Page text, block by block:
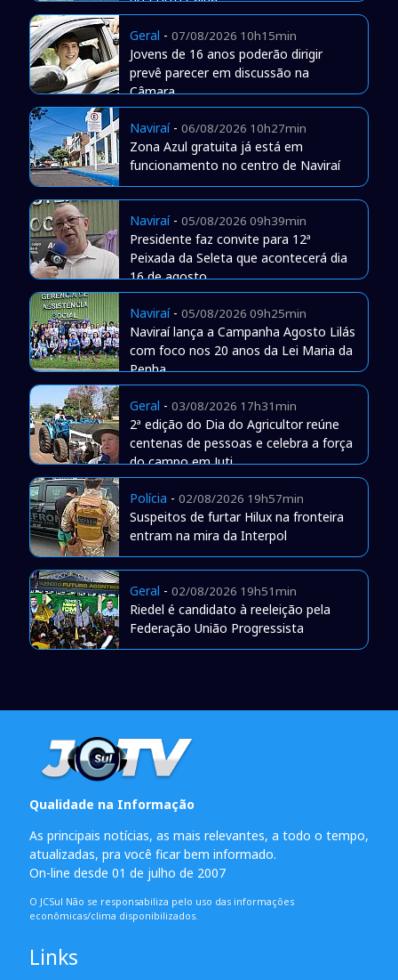
Geral - 07/08/2026 10h15min
Jovens de 16 anos poderão dirigir
prevê parecer em discussão na
Câmara
Naviraí- 06/08/2026 10h27min
Zona Azul gratuita já está em
funcionamento no centro de Naviraí
Naviraí- 05/08/2026 09h39min
Presidente faz convite para 12ª
Peixada da Seleta que acontecerá dia
16 de agosto
Naviraí- 05/08/2026 09h25min
Naviraí lança a Campanha Agosto Lilás
com foco nos 20 anos da Lei Maria da
Penha
Geral - 03/08/2026 17h31min
2ª edição do Dia do Agricultor reúne
centenas de pessoas e celebra a força
do campo em Juti
Polícia - 02/08/2026 19h57min
Suspeitos de furtar Hilux na fronteira
entram na mira da Interpol
Geral - 02/08/2026 19h51min
Riedel é candidato à reeleição pela
Federação União Progressista
Qualidade na Informação
As principais notícias, as mais relevantes, a todo o tempo,
atualizadas, pra você ficar bem informado.
On-line desde 01 de julho de 2007
O JCSul Não se responsabiliza pelo uso das informações
econômicas/clima disponibilizados.
Links